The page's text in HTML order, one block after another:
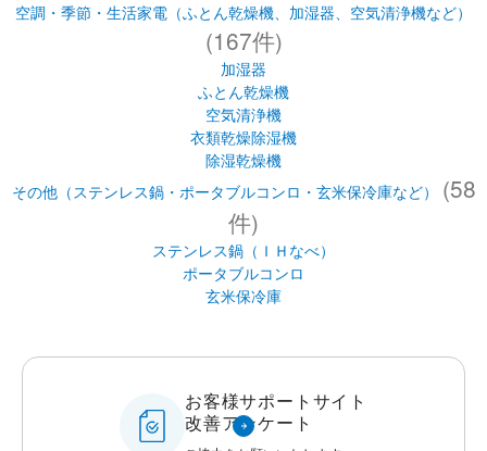
空調・季節・生活家電（ふとん乾燥機、加湿器、空気清浄機など）
(167件)
加湿器
ふとん乾燥機
空気清浄機
衣類乾燥除湿機
除湿乾燥機
その他（ステンレス鍋・ポータブルコンロ・玄米保冷庫など）
(58
件)
ステンレス鍋（ＩＨなべ）
ポータブルコンロ
玄米保冷庫
お客様サポートサイト
改善アンケート